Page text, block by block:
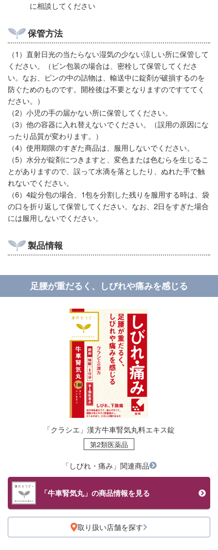
に相談してください
保管方法
（1）直射日光の当たらない湿気の少ない涼しい所に保管して
ください。（ビン包装の場合は、密栓して保管してくださ
い。なお、ビンの中の詰物は、輸送中に錠剤が破損するのを
防ぐためのものです。開栓後は不要となりますのですててく
ださい。）
（2）小児の手の届かない所に保管してください。
（3）他の容器に入れ替えないでください。（誤用の原因にな
ったり品質が変わります。）
（4）使用期限のすぎた商品は、服用しないでください。
（5）水分が錠剤につきますと、変色または色むらを生じるこ
とがありますので、誤って水滴を落としたり、ぬれた手で触
れないでください。
（6）4錠分包の場合、1包を分割した残りを服用する時は、袋
の口を折り返して保管してください。なお、2日をすぎた場合
には服用しないでください。
製品情報
足腰が重だるく、しびれや痛みを感じる
「クラシエ」漢方牛車腎気丸料エキス錠
第2類医薬品
「しびれ・痛み」関連商品
「牛車腎気丸」の商品情報を見る
取り扱い店舗を探す